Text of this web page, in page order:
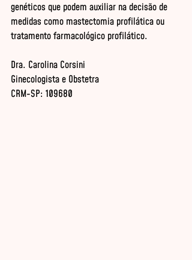
genéticos que podem auxiliar na decisão de
medidas como mastectomia profilática ou
tratamento farmacológico profilático.
Dra. Carolina Corsini
Ginecologista e Obstetra
CRM-SP: 109680